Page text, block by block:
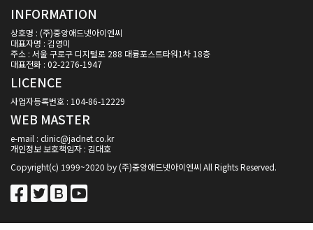
INFORMATION
상호명 : (주)중앙애드넷아이엔씨
대표자명 : 김영미
주소 : 서울 구로구 디지털로 288 대륭포스트타워1차 18층
대표전화 : 02-2276-1947
LICENCE
사업자등록번호 : 104-86-12229
WEB MASTER
e-mail : clinic@jadnet.co.kr
개인정보 보호책임자 : 김대호
Copyright(c) 1999~2020 by (주)중앙애드넷아이엔씨 All Rights Reserved.